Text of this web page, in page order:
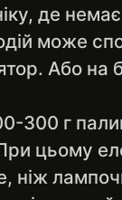
де
може
Або на
300 г
цьому
ніж